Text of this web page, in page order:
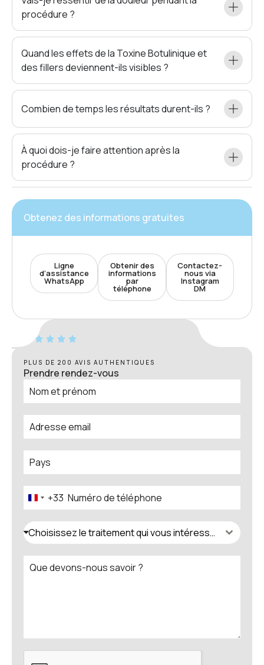
procédure ?
Quand les effets de la Toxine Botulinique et
des fillers deviennent-ils visibles ?
Combien de temps les résultats durent-ils ?
À quoi dois-je faire attention après la
procédure ?
Obtenez des informations gratuites
Ligne
d’assistance
WhatsApp
Obtenir des
informations
par
téléphone
Contactez-
nous via
Instagram
DM
PLUS DE 200 AVIS AUTHENTIQUES
Prendre rendez-vous
France
+33
Choisissez le traitement qui vous intéresse.